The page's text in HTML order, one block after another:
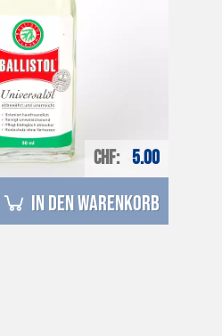
CHF 5.00
in den Warenkorb